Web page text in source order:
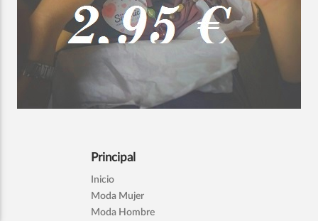
Principal
Inicio
Moda Mujer
Moda Hombre